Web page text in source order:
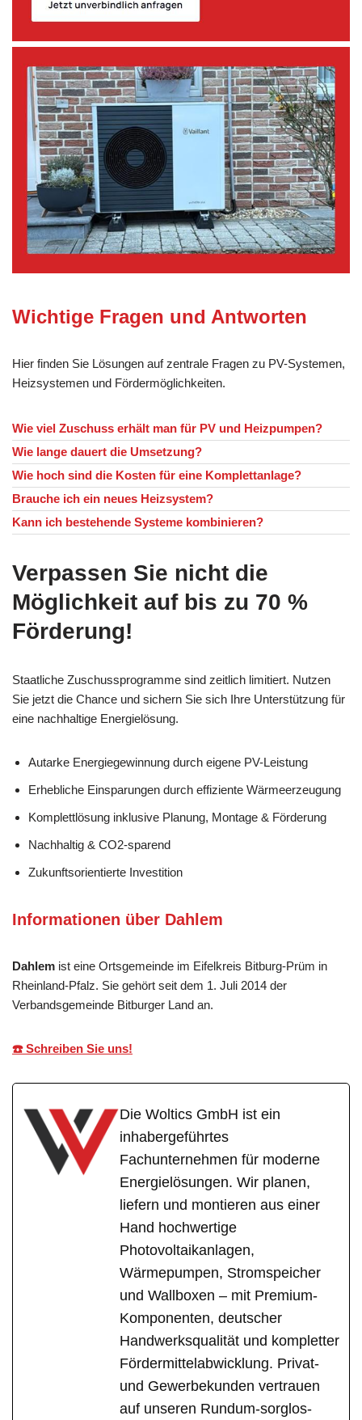
Wichtige Fragen und Antworten
Hier finden Sie Lösungen auf zentrale Fragen zu PV-Systemen,
Heizsystemen und Fördermöglichkeiten.
Wie viel Zuschuss erhält man für PV und Heizpumpen?
Wie lange dauert die Umsetzung?
Wie hoch sind die Kosten für eine Komplettanlage?
Brauche ich ein neues Heizsystem?
Kann ich bestehende Systeme kombinieren?
Verpassen Sie nicht die
Möglichkeit auf bis zu 70 %
Förderung!
Staatliche Zuschussprogramme sind zeitlich limitiert. Nutzen
Sie jetzt die Chance und sichern Sie sich Ihre Unterstützung für
eine nachhaltige Energielösung.
Autarke Energiegewinnung durch eigene PV-Leistung
Erhebliche Einsparungen durch effiziente Wärmeerzeugung
Komplettlösung inklusive Planung, Montage & Förderung
Nachhaltig & CO2-sparend
Zukunftsorientierte Investition
Informationen über Dahlem
Dahlem ist eine Ortsgemeinde im Eifelkreis Bitburg-Prüm in
Rheinland-Pfalz. Sie gehört seit dem 1. Juli 2014 der
Verbandsgemeinde Bitburger Land an.
☎️ Schreiben Sie uns!
Die Woltics GmbH ist ein
inhabergeführtes
Fachunternehmen für moderne
Energielösungen. Wir planen,
liefern und montieren aus einer
Hand hochwertige
Photovoltaikanlagen,
Wärmepumpen, Stromspeicher
und Wallboxen – mit Premium-
Komponenten, deutscher
Handwerksqualität und kompletter
Fördermittelabwicklung. Privat-
und Gewerbekunden vertrauen
auf unseren Rundum-sorglos-